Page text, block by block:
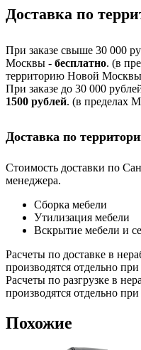
Доставка по
При заказе свыше 30 000
Москвы - бесплатно. (в
территорию Новой
При заказе до 30 000
1500 рублей. (в пределах
Доставка по
Стоимость доставки по
менеджера.
Сборка мебели
Утилизация мебели
Вскрытие мебели и
Расчеты по доставке в
производятся отдельно
Расчеты по разгрузке в
производятся отдельно
Похожие